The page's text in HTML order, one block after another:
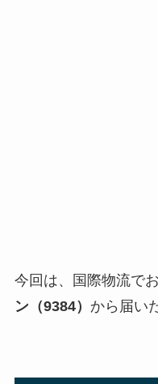
今回は、国際物流で
ン（9384） から届い